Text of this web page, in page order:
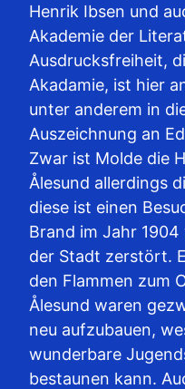
Henrik Ibsen und
Akademie der
Ausdrucksfreiheit,
Akadamie, ist hier
unter anderem in
Auszeichnung an
Zwar ist Molde die
Ålesund allerdings
diese ist einen
Brand im Jahr
der Stadt zerstört.
den Flammen zum
Ålesund waren
neu aufzubauen,
wunderbare
bestaunen kann.